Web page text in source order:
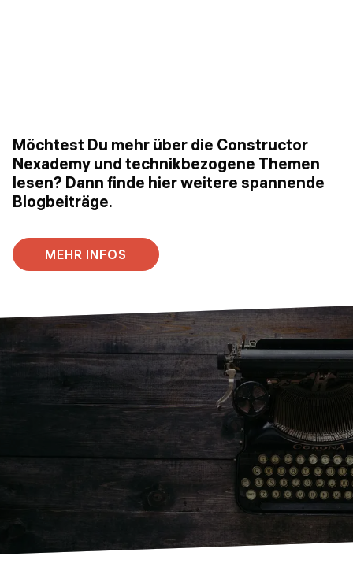
Möchtest Du mehr über die Constructor
Nexademy und technikbezogene Themen
lesen? Dann finde hier weitere spannende
Blogbeiträge.
MEHR INFOS